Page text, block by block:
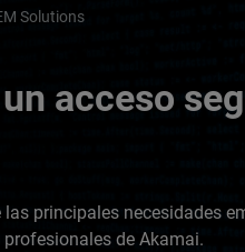
Solutions
acceso
principales necesidades
de Akamai.